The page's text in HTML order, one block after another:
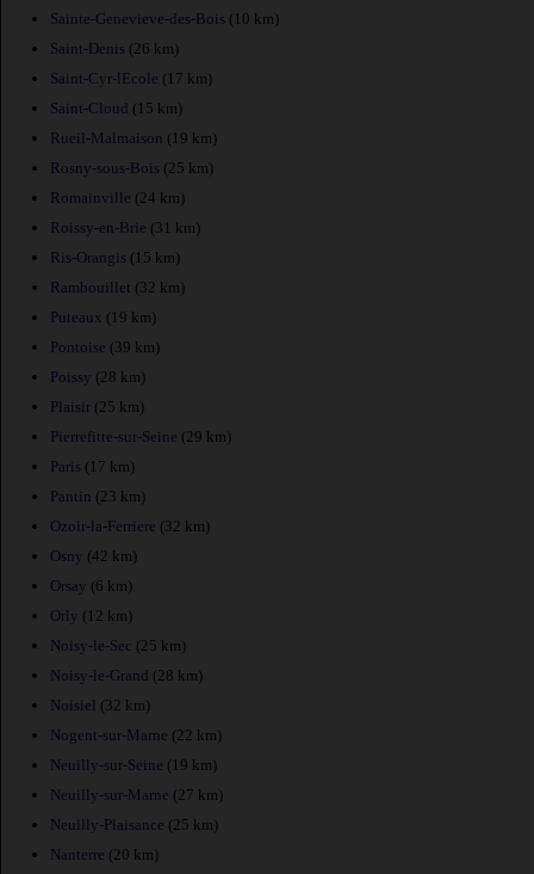
Sainte-Genevieve-des-Bois (10 km)
Saint-Denis (26 km)
Saint-Cyr-lEcole (17 km)
Saint-Cloud (15 km)
Rueil-Malmaison (19 km)
Rosny-sous-Bois (25 km)
Romainville (24 km)
Roissy-en-Brie (31 km)
Ris-Orangis (15 km)
Rambouillet (32 km)
Puteaux (19 km)
Pontoise (39 km)
Poissy (28 km)
Plaisir (25 km)
Pierrefitte-sur-Seine (29 km)
Paris (17 km)
Pantin (23 km)
Ozoir-la-Ferriere (32 km)
Osny (42 km)
Orsay (6 km)
Orly (12 km)
Noisy-le-Sec (25 km)
Noisy-le-Grand (28 km)
Noisiel (32 km)
Nogent-sur-Marne (22 km)
Neuilly-sur-Seine (19 km)
Neuilly-sur-Marne (27 km)
Neuilly-Plaisance (25 km)
Nanterre (20 km)